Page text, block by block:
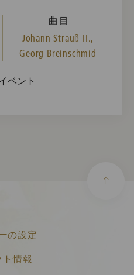
曲目
Johann Strauß II.,
Georg Breinschmid
ベント
の設定
ト情報